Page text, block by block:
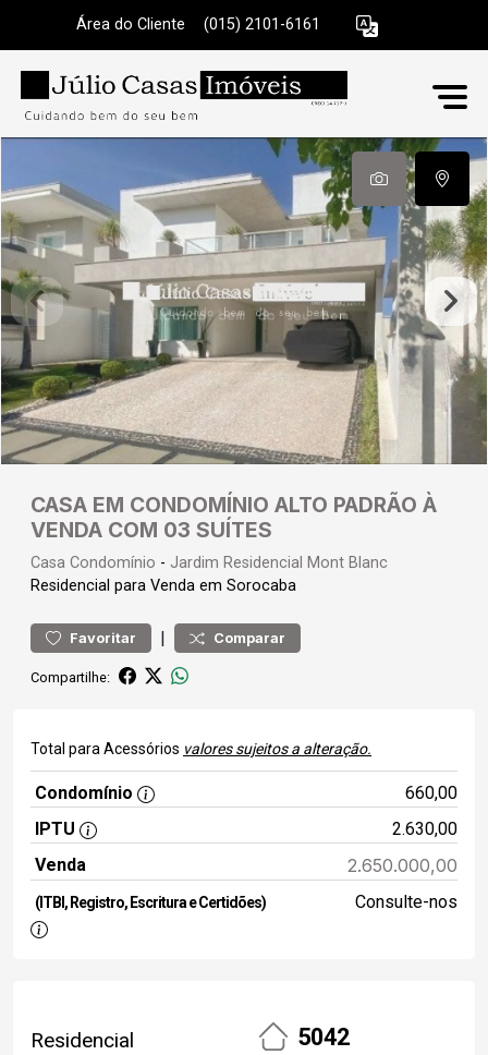
Área do Cliente (015) 2101-6161
CASA EM CONDOMÍNIO ALTO PADRÃO À
VENDA COM 03 SUÍTES
Casa Condomínio - Jardim Residencial Mont Blanc
Residencial para Venda em Sorocaba
Favoritar | Comparar
Compartilhe:
Total para Acessórios valores sujeitos a alteração.
Condomínio
660,00
IPTU
2.630,00
Venda
2.650.000,00
(ITBI, Registro, Escritura e Certidões) Consulte-nos
Residencial 5042